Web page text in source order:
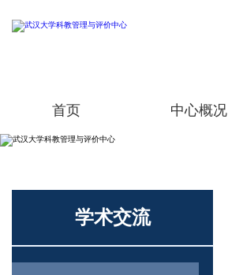
首页 中心概况
学术交流